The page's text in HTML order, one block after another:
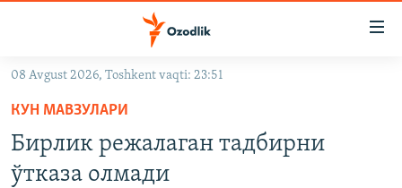
Асосий
навигацияга
ўтинг
Қидиришга
OZODARXIV
08 Avgust 2026, Toshkent vaqti: 23:51
КУН МАВЗУЛАРИ
Бирлик режалаган тадбирни
ўтказа олмади